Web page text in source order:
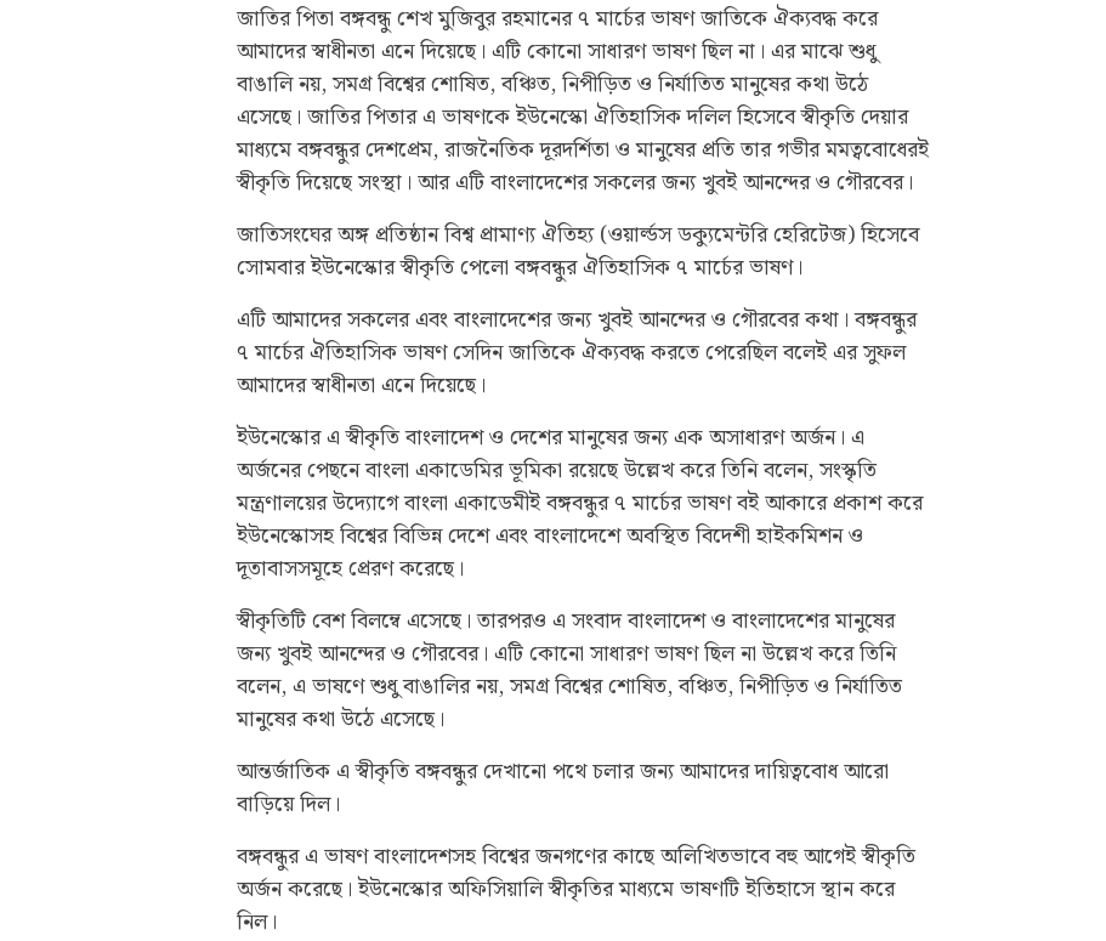
জাতির পিতা বঙ্গবন্ধু শেখ মুজিবুর রহমানের ৭ মার্চের ভাষণ জাতিকে ঐক্যবদ্ধ করে
আমাদের স্বাধীনতা এনে দিয়েছে। এটি কোনো সাধারণ ভাষণ ছিল না। এর মাঝে শুধু
বাঙালি নয়, সমগ্র বিশ্বের শোষিত, বঞ্চিত, নিপীড়িত ও নির্যাতিত মানুষের কথা উঠে
এসেছে। জাতির পিতার এ ভাষণকে ইউনেস্কো ঐতিহাসিক দলিল হিসেবে স্বীকৃতি দেয়ার
মাধ্যমে বঙ্গবন্ধুর দেশপ্রেম, রাজনৈতিক দূরদর্শিতা ও মানুষের প্রতি তার গভীর মমত্ববোধেরই
স্বীকৃতি দিয়েছে সংস্থা। আর এটি বাংলাদেশের সকলের জন্য খুবই আনন্দের ও গৌরবের।
জাতিসংঘের অঙ্গ প্রতিষ্ঠান বিশ্ব প্রামাণ্য ঐতিহ্য (ওয়ার্ল্ডস ডক্যুমেন্টরি হেরিটেজ) হিসেবে
সোমবার ইউনেস্কোর স্বীকৃতি পেলো বঙ্গবন্ধুর ঐতিহাসিক ৭ মার্চের ভাষণ।
এটি আমাদের সকলের এবং বাংলাদেশের জন্য খুবই আনন্দের ও গৌরবের কথা। বঙ্গবন্ধুর
৭ মার্চের ঐতিহাসিক ভাষণ সেদিন জাতিকে ঐক্যবদ্ধ করতে পেরেছিল বলেই এর সুফল
আমাদের স্বাধীনতা এনে দিয়েছে।
ইউনেস্কোর এ স্বীকৃতি বাংলাদেশ ও দেশের মানুষের জন্য এক অসাধারণ অর্জন। এ
অর্জনের পেছনে বাংলা একাডেমির ভূমিকা রয়েছে উল্লেখ করে তিনি বলেন, সংস্কৃতি
মন্ত্রণালয়ের উদ্যোগে বাংলা একাডেমীই বঙ্গবন্ধুর ৭ মার্চের ভাষণ বই আকারে প্রকাশ করে
ইউনেস্কোসহ বিশ্বের বিভিন্ন দেশে এবং বাংলাদেশে অবস্থিত বিদেশী হাইকমিশন ও
দূতাবাসসমূহে প্রেরণ করেছে।
স্বীকৃতিটি বেশ বিলম্বে এসেছে। তারপরও এ সংবাদ বাংলাদেশ ও বাংলাদেশের মানুষের
জন্য খুবই আনন্দের ও গৌরবের। এটি কোনো সাধারণ ভাষণ ছিল না উল্লেখ করে তিনি
বলেন, এ ভাষণে শুধু বাঙালির নয়, সমগ্র বিশ্বের শোষিত, বঞ্চিত, নিপীড়িত ও নির্যাতিত
মানুষের কথা উঠে এসেছে।
আন্তর্জাতিক এ স্বীকৃতি বঙ্গবন্ধুর দেখানো পথে চলার জন্য আমাদের দায়িত্ববোধ আরো
বাড়িয়ে দিল।
বঙ্গবন্ধুর এ ভাষণ বাংলাদেশসহ বিশ্বের জনগণের কাছে অলিখিতভাবে বহু আগেই স্বীকৃতি
অর্জন করেছে। ইউনেস্কোর অফিসিয়ালি স্বীকৃতির মাধ্যমে ভাষণটি ইতিহাসে স্থান করে
নিল।